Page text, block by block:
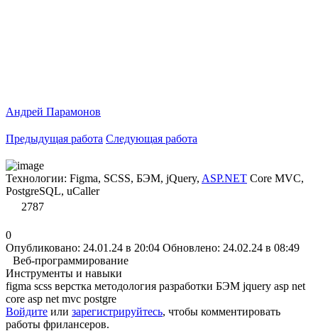
Андрей Парамонов
Предыдущая работа Следующая работа
Технологии: Figma, SCSS, БЭМ, jQuery, ASP.NET Core MVC,
PostgreSQL, uCaller
2787
0
Опубликовано: 24.01.24 в 20:04 Обновлено: 24.02.24 в 08:49
Веб-программирование
Инструменты и навыки
figma scss верстка методология разработки БЭМ jquery asp net
core asp net mvc postgre
Войдите или зарегистрируйтесь, чтобы комментировать
работы фрилансеров.